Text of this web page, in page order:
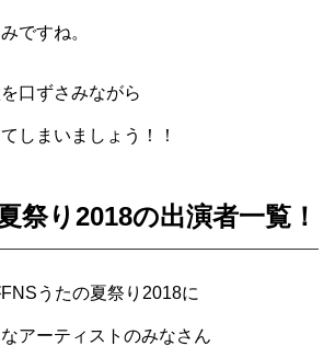
ですね。
口ずさみながら
しまいましょう！！
祭り2018の出演者一覧！
うたの夏祭り2018に
アーティストのみなさん